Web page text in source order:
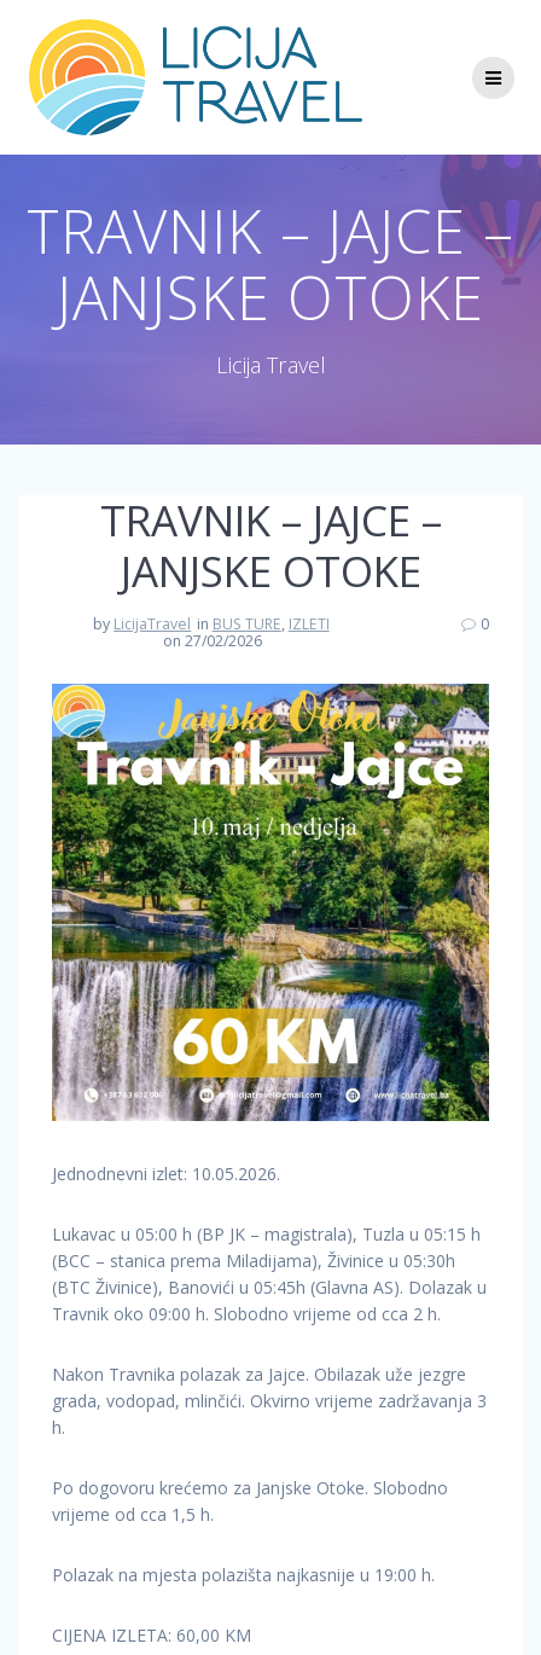
to
content
TRAVNIK – JAJCE –
JANJSKE OTOKE
Licija Travel
TRAVNIK – JAJCE –
JANJSKE OTOKE
by LicijaTravel in BUS TURE, IZLETI
on 27/02/2026
0
Jednodnevni izlet: 10.05.2026.
Lukavac u 05:00 h (BP JK – magistrala), Tuzla u 05:15 h
(BCC – stanica prema Miladijama), Živinice u 05:30h
(BTC Živinice), Banovići u 05:45h (Glavna AS). Dolazak u
Travnik oko 09:00 h. Slobodno vrijeme od cca 2 h.
Nakon Travnika polazak za Jajce. Obilazak uže jezgre
grada, vodopad, mlinčići. Okvirno vrijeme zadržavanja 3
h.
Po dogovoru krećemo za Janjske Otoke. Slobodno
vrijeme od cca 1,5 h.
Polazak na mjesta polazišta najkasnije u 19:00 h.
CIJENA IZLETA: 60,00 KM